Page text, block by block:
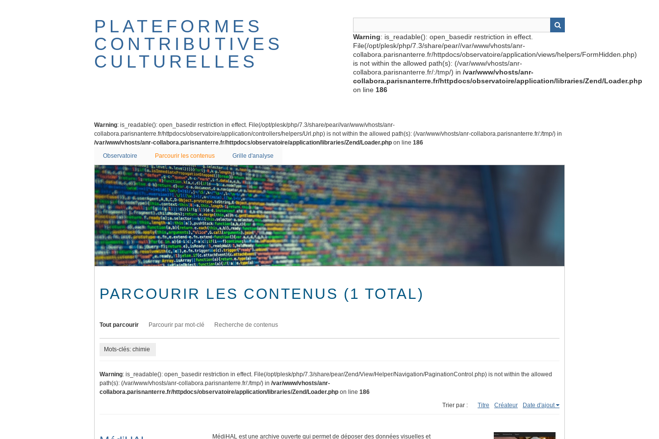
PLATEFORMES
CONTRIBUTIVES
CULTURELLES
Warning: is_readable(): open_basedir restriction in effect.
File(/opt/plesk/php/7.3/share/pear//var/www/vhosts/anr-
collabora.parisnanterre.fr/httpdocs/observatoire/application/views/helpers/FormHidden.php)
is not within the allowed path(s): (/var/www/vhosts/anr-
collabora.parisnanterre.fr/:/tmp/) in /var/www/vhosts/anr-
collabora.parisnanterre.fr/httpdocs/observatoire/application/libraries/Zend/Loader.php
on line 186
Warning: is_readable(): open_basedir restriction in effect. File(/opt/plesk/php/7.3/share/pear//var/www/vhosts/anr-
collabora.parisnanterre.fr/httpdocs/observatoire/application/controllers/helpers/Url.php) is not within the allowed path(s): (/var/www/vhosts/anr-collabora.parisnanterre.fr/:/tmp/) in
/var/www/vhosts/anr-collabora.parisnanterre.fr/httpdocs/observatoire/application/libraries/Zend/Loader.php on line 186
Observatoire
Parcourir les contenus Grille d'analyse
PARCOURIR LES CONTENUS (1 TOTAL)
Tout parcourir Parcourir par mot-clé Recherche de contenus
Mots-clés: chimie
Warning: is_readable(): open_basedir restriction in effect. File(/opt/plesk/php/7.3/share/pear/Zend/View/Helper/Navigation/PaginationControl.php) is not within the allowed
path(s): (/var/www/vhosts/anr-collabora.parisnanterre.fr/:/tmp/) in /var/www/vhosts/anr-
collabora.parisnanterre.fr/httpdocs/observatoire/application/libraries/Zend/Loader.php on line 186
Trier par :
Titre Créateur Date d'ajout
MédiHAL est une archive ouverte qui permet de déposer des données visuelles et